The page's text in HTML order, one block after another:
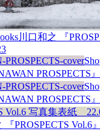
川口和之 『
PROSPECTS
PROSPECTS
『PROSPECTS Vol.6